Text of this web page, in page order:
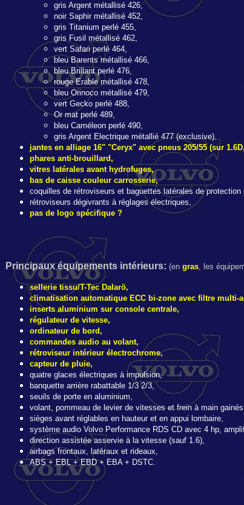
gris Argent métallisé 426,
noir Saphir métallisé 452,
gris Titanium perlé 455,
gris Fusil métallisé 462,
vert Safari perlé 464,
bleu Barents métallisé 466,
bleu Brillant perlé 476,
rouge Erable métallisé 478,
bleu Orinoco métallisé 479,
vert Gecko perlé 488,
Or mat perlé 489,
bleu Caméleon perlé 490,
gris Argent Electrique métallié 477 (exclusive).
jantes en alliage 16" "Ceryx" avec pneus 205/55 (sur
phares anti-brouillard,
vitres latérales avant hydrofuges,
bas de caisse couleur carrosserie,
coquilles de rétroviseurs et baguettes latérales de protection
rétroviseurs dégivrants à réglages électriques,
pas de logo spécifique ?
Principaux équipements intérieurs: (en gras, les
sellerie tissu/T-Tec Dalarö,
climatisation automatique ECC bi-zone avec filtre
inserts aluminium sur console centrale,
régulateur de vitesse,
ordinateur de bord,
commandes audio au volant,
rétroviseur intérieur électrochrome,
capteur de pluie,
quatre glaces électriques à impulsion,
banquette arrière rabattable 1/3 2/3,
seuils de porte en aluminium,
volant, pommeau de levier de vitesses et frein à main
sièges avant réglables en hauteur et en appui lombaire,
système audio Volvo Performance RDS CD avec 4 hp,
direction assistée asservie à la vitesse (sauf 1.6),
airbags frontaux, latéraux et rideaux,
ABS + EBL + EBD + EBA + DSTC.